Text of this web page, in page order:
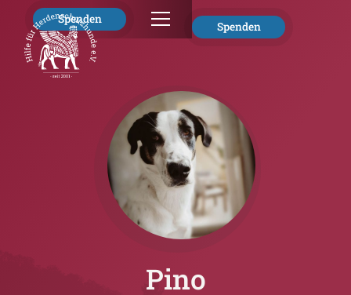
Spenden
Spenden
Pino